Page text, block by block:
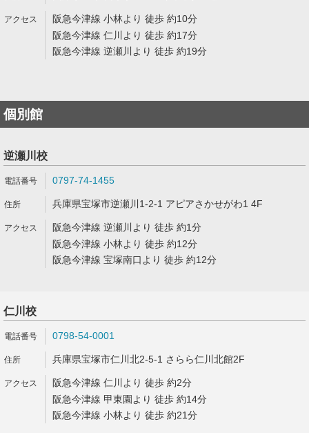
阪急今津線 小林より 徒歩 約10分
阪急今津線 仁川より 徒歩 約17分
阪急今津線 逆瀬川より 徒歩 約19分
個別館
逆瀬川校
0797-74-1455
兵庫県宝塚市逆瀬川1-2-1 アピアさかせがわ1 4F
阪急今津線 逆瀬川より 徒歩 約1分
阪急今津線 小林より 徒歩 約12分
阪急今津線 宝塚南口より 徒歩 約12分
仁川校
0798-54-0001
兵庫県宝塚市仁川北2-5-1 さらら仁川北館2F
阪急今津線 仁川より 徒歩 約2分
阪急今津線 甲東園より 徒歩 約14分
阪急今津線 小林より 徒歩 約21分